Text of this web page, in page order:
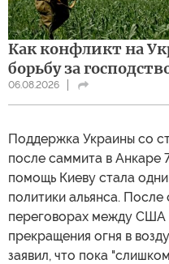
Как конфликт на
борьбу за
06.08.2026
Поддержка Украины со
после саммита в Анкаре
помощь Киеву стала
политики альянса.
переговорах между США
прекращения огня в
заявил, что пока